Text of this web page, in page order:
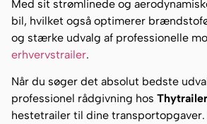
Med sit strømlinede og
bil, hvilket også optimerer
og stærke udvalg af professionelle
erhvervstrailer.
Når du søger det absolut bedste
professionel rådgivning hos
hestetrailer til dine